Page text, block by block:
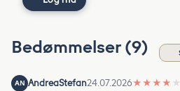
Bedømmelser (9)
AN AndreaStefan24.07.2026★ ★ ★ ★ ★